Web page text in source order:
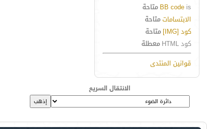
BB code is
متاحة
الابتساماتمتاحة
كود [IMG]
متاحة
كود HTML
معطلة
قوانين المنتدى
الانتقال السريع